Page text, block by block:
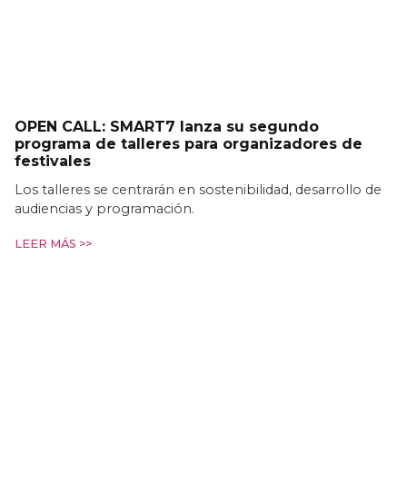
OPEN CALL: SMART7 lanza su segundo
programa de talleres para organizadores de
festivales
Los talleres se centrarán en sostenibilidad, desarrollo de
audiencias y programación.
LEER MÁS >>